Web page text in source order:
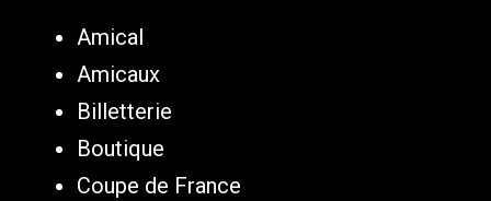
Amical
Amicaux
Billetterie
Boutique
Coupe de France